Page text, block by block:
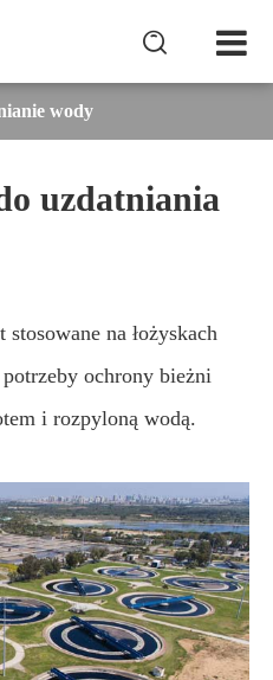

wody
uzdatniania
na łożyskach
ochrony bieżni
i rozpyloną wodą.